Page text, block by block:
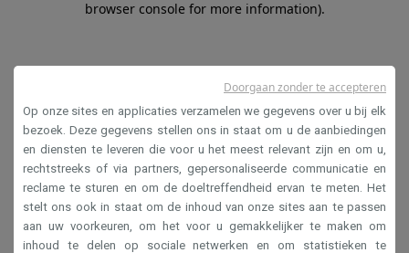
browser console for more information).
Op onze sites en applicaties verzamelen we gegevens over u bij elk
bezoek. Deze gegevens stellen ons in staat om u de aanbiedingen
en diensten te leveren die voor u het meest relevant zijn en om u,
rechtstreeks of via partners, gepersonaliseerde communicatie en
reclame te sturen en om de doeltreffendheid ervan te meten. Het
stelt ons ook in staat om de inhoud van onze sites aan te passen
aan uw voorkeuren, om het voor u gemakkelijker te maken om
inhoud te delen op sociale netwerken en om statistieken te
Doorgaan zonder te accepteren